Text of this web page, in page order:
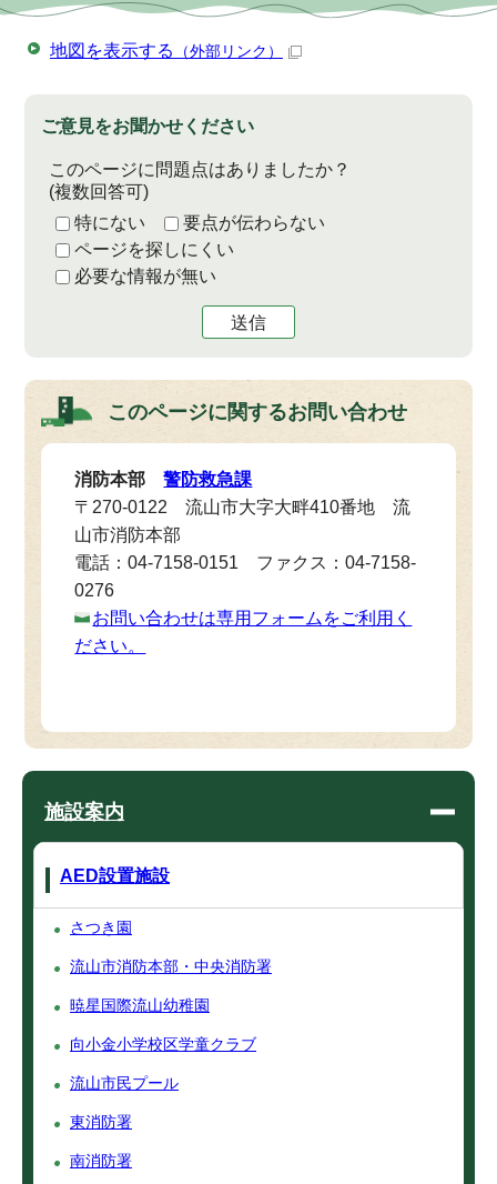
地図を表示する （外部リンク）
ご意見をお聞かせください
このページに問題点はありましたか？
(複数回答可)
特にない
要点が伝わらない
ページを探しにくい
必要な情報が無い
送信
このページに関するお問い合わせ
消防本部警防救急課
〒270-0122 流山市大字大畔410番地 流
山市消防本部
電話：04-7158-0151 ファクス：04-7158-
0276
お問い合わせは専用フォームをご利用く
ださい。
施設案内
AED設置施設
さつき園
流山市消防本部・中央消防署
暁星国際流山幼稚園
向小金小学校区学童クラブ
流山市民プール
東消防署
南消防署